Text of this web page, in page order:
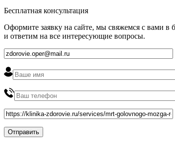
Бесплатная консультация
Оформите заявку на сайте, мы свяжемся с вами в
и ответим на все интересующие вопросы.